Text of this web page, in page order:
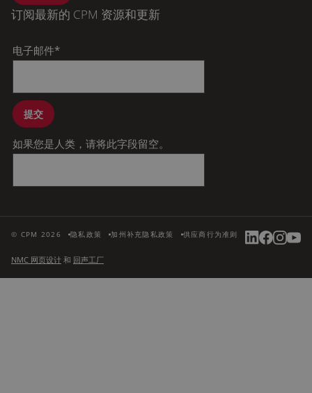
订阅最新的 CPM 资源和更新
电子邮件*
提交
如果您是人类，请将此字段留空。
© CPM 2026 隐私政策 加州补充隐私政策 供应商行为准则
NMC 网页设计 和 回声工厂